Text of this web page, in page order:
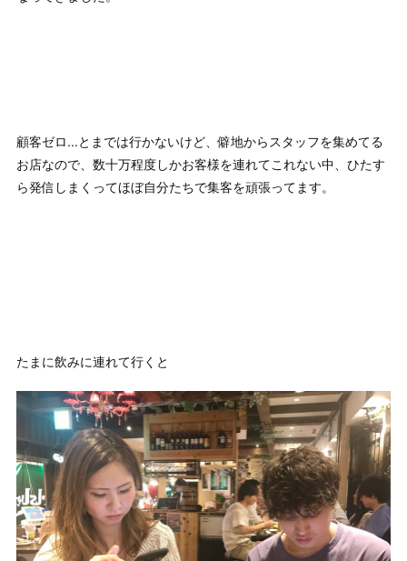
顧客ゼロ...とまでは行かないけど、僻地からスタッフを集めてる
お店なので、数十万程度しかお客様を連れてこれない中、ひたす
ら発信しまくってほぼ自分たちで集客を頑張ってます。
たまに飲みに連れて行くと